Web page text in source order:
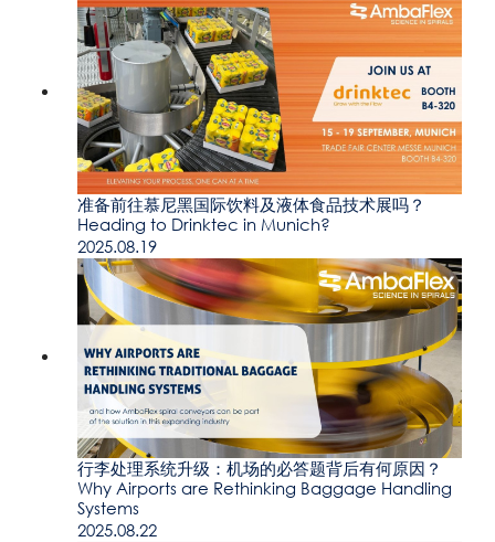
准备前往慕尼黑国际饮料及液体食品技术展吗？
Heading to Drinktec in Munich?
2025.08.19
行李处理系统升级：机场的必答题背后有何原因？
Why Airports are Rethinking Baggage Handling
Systems
2025.08.22